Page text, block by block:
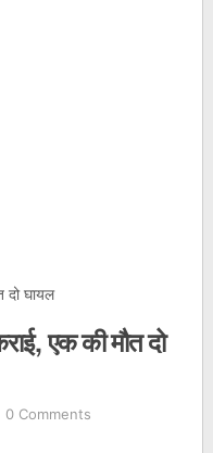
दो घायल
एक की मौत दो
0 Comments